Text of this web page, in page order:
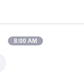
8:00 AM